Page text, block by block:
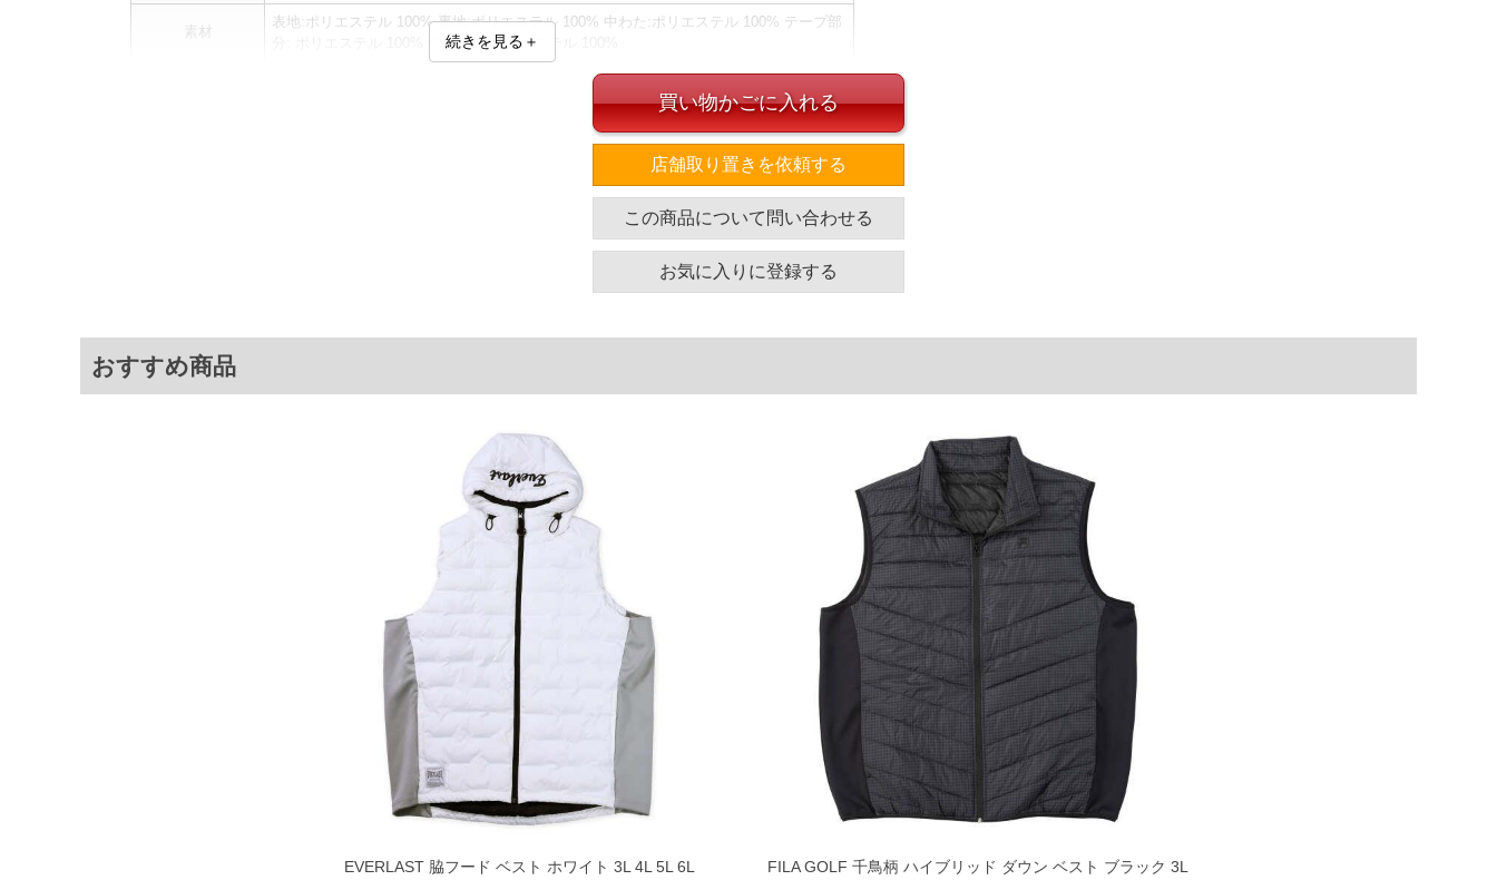
素材
表地:ポリエステル 100% 裏地:ポリエステル 100% 中わた:ポリエステル 100% テープ部
分: ポリエステル 100% 切替部分:ポリエステル 100%
仕様、素材、及び画像のカラーが、実際に入荷する商品と若干異なる場合がございま
フルジップ／スタンドカラー／サイドポケット／フード(調節スピンドル有)／プリント
肩幅 アームホール
4L
156
※商品によって若干のサイズの誤差がございます。また、お客様がご使用の環境（コンピュ
ータ画面）によって、商品の色味が若干異なる場合がございます。予めご了承ください。
※上記サイズが実際の商品に付いているタグのサイズ表記と異なる場合があります。お取り
扱い前に商品付属タグの記載もご確認下さい。
※当店での掲載商品は、実店鋪と在庫を共用しておりますので店頭での売り違い、店舗から
のお取り寄せ等により、お客様にご迷惑をお掛けしてしまう場合がございます。そのような
ことがない様最大限に努めておりますが、もしあった場合速やかにご連絡させて頂きますの
で予めご了承ください。
※【ボトムの裾上げをご希望の場合】
裾上げ料金は500円+税となります。
備考欄に股下●cmとご記入下さい。（裾上げ無料対象商品は1本につき税込6,000円以上の品
が対象。1本5,999円以下の商品は有料（500円+税）となります。）
出荷まで約1週間～20日間程お時間を頂く場合がございます。
尚、裾上げした商品は返品・交換不可となりますので、予めご了承下さい。
一部、お直しに対応出来ない商品がございます。(例：裾にファスナーや調節ひもが付いて
続きを見る＋
買い物かごに入れる
店舗取り置きを依頼する
この商品について問い合わせる
お気に入りに登録する
おすすめ商品
EVERLAST 脇フード ベスト ホワイト 3L 4L 5L 6L
FILA GOLF 千鳥柄 ハイブリッド ダウン ベスト ブラック 3L